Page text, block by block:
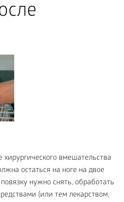
вмешательства
остаться на ноге на двое
нужно снять, обработать
(или тем лекарством,